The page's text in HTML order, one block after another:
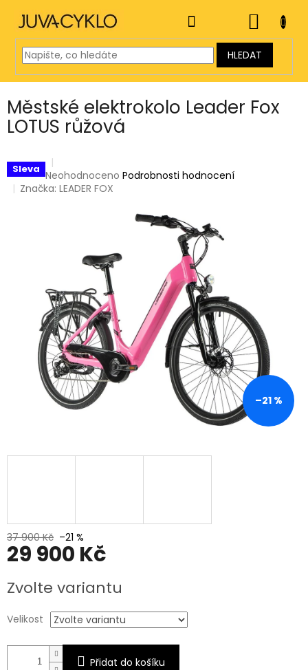
obsah
HLEDAT
KOŠÍK
Městské elektrokolo Leader Fox
LOTUS růžová
Sleva Průměrné
hodnocení
hvězdiček.
Neohodnoceno Podrobnosti hodnocení
Značka:LEADER FOX
–21 %
37 900 Kč –21 %
29 900 Kč
cena:
Zvolte variantu
Velikost
Přidat do košíku